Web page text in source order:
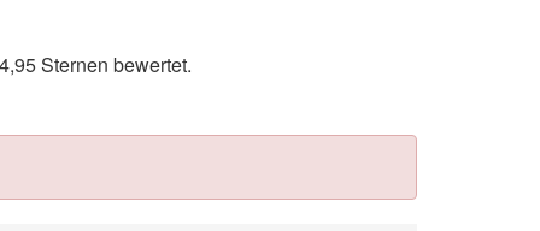
Sternen bewertet.